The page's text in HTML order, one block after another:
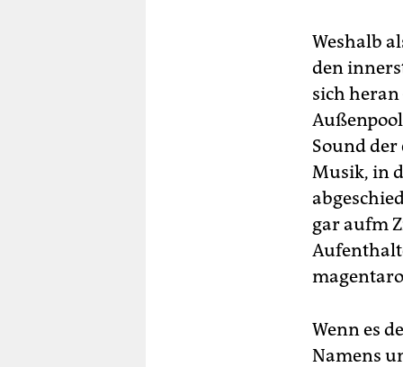
Weshalb
den
sich
Sound
Musik, in
gar aufm
Wenn es
Namens